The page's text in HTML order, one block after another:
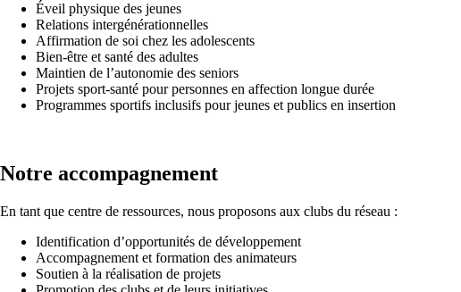
Éveil physique des jeunes
Relations intergénérationnelles
Affirmation de soi chez les adolescents
Bien-être et santé des adultes
Maintien de l’autonomie des seniors
Projets sport-santé pour personnes en affection longue durée
Programmes sportifs inclusifs pour jeunes et publics en insertion
Notre accompagnement
En tant que centre de ressources, nous proposons aux clubs du réseau :
Identification d’opportunités de développement
Accompagnement et formation des animateurs
Soutien à la réalisation de projets